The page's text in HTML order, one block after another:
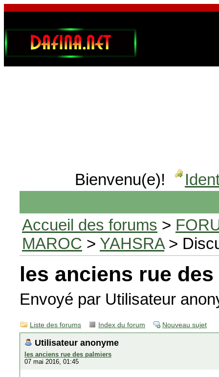
Bienvenu(e)!
Accueil des forums >
MAROC > YAHSRA>
les anciens rue
Envoyé par Utilisateur
Liste des forums Index du forum Nouveau sujet
Utilisateur anonyme
les anciens rue des palmiers
07 mai 2016, 01:45